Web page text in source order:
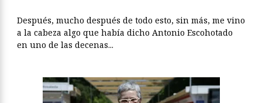
Después, mucho después de todo esto, sin más, me vino
a la cabeza algo que había dicho Antonio Escohotado
en uno de las decenas...